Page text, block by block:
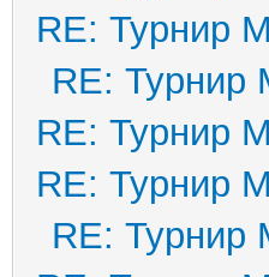
RE: Турнир
RE: Турнир
RE: Турнир
RE: Турнир
RE: Турнир